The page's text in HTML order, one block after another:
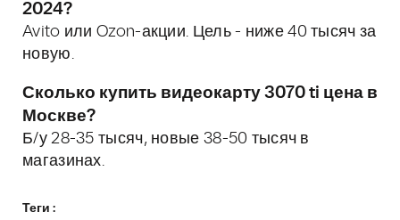
2024?
Avito или Ozon-акции. Цель - ниже 40 тысяч за
новую.
Сколько купить видеокарту 3070 ti цена в
Москве?
Б/у 28-35 тысяч, новые 38-50 тысяч в
магазинах.
Теги :